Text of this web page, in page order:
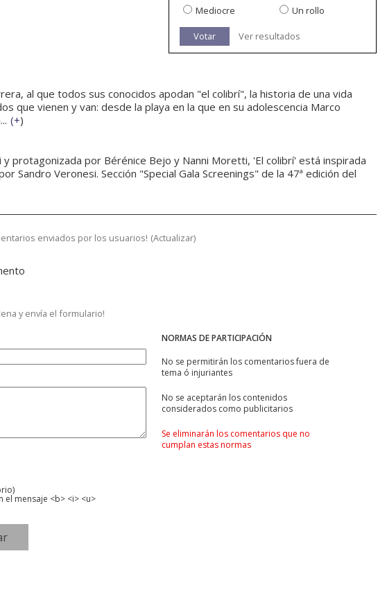
Mediocre
Un rollo
Votar Ver resultados
al que todos sus conocidos apodan "el colibrí", la historia de una vida
que vienen y van: desde la playa en la que en su adolescencia Marco
(+)
y protagonizada por Bérénice Bejo y Nanni Moretti, 'El colibrí' está inspirada
Sandro Veronesi. Sección "Special Gala Screenings" de la 47ª edición del
enviados por los usuarios! (Actualizar)
y envía el formulario!
NORMAS DE PARTICIPACIÓN
No se permitirán los comentarios fuera de
tema ó injuriantes
No se aceptarán los contenidos
considerados como publicitarios
Se eliminarán los comentarios que no
cumplan estas normas
el mensaje <b> <i> <u>